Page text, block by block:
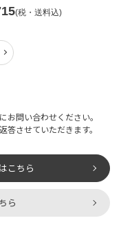
(税・送料込)
お問い合わせください。
答させていただきます。
こちら
ら